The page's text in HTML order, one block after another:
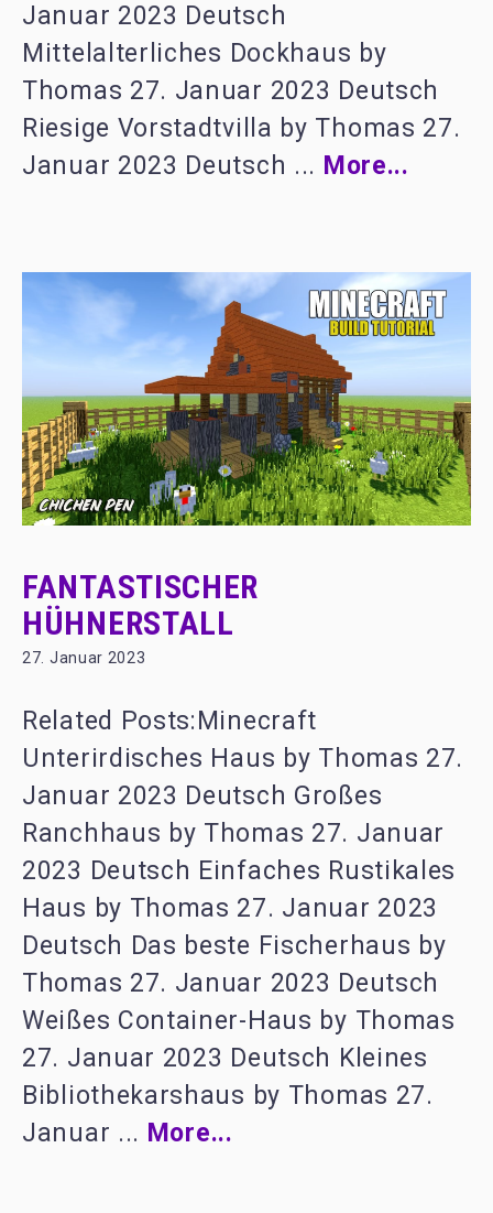
Januar 2023 Deutsch
Mittelalterliches Dockhaus by
Thomas 27. Januar 2023 Deutsch
Riesige Vorstadtvilla by Thomas 27.
Januar 2023 Deutsch ... More...
FANTASTISCHER
HÜHNERSTALL
27. Januar 2023
Related Posts:Minecraft
Unterirdisches Haus by Thomas 27.
Januar 2023 Deutsch Großes
Ranchhaus by Thomas 27. Januar
2023 Deutsch Einfaches Rustikales
Haus by Thomas 27. Januar 2023
Deutsch Das beste Fischerhaus by
Thomas 27. Januar 2023 Deutsch
Weißes Container-Haus by Thomas
27. Januar 2023 Deutsch Kleines
Bibliothekarshaus by Thomas 27.
Januar ... More...